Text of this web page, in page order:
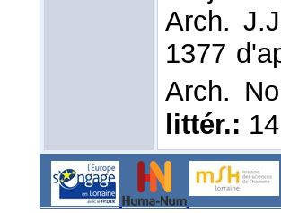
Arch.
1377
Arch.
littér.: